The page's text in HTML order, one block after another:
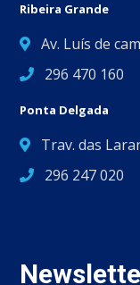
Ribeira Grande
Av. Luís de
296 470 160
Ponta Delgada
Trav. das
296 247 020